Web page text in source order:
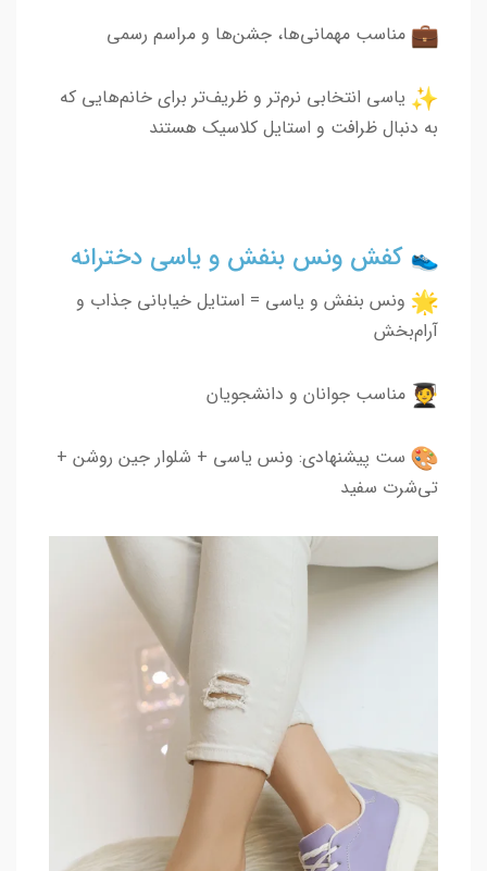
مناسب مهمانی‌ها، جشن‌ها و مراسم رسمی
یاسی انتخابی نرم‌تر و ظریف‌تر برای خانم‌هایی که
به دنبال ظرافت و استایل کلاسیک هستند
کفش ونس بنفش و یاسی دخترانه
ونس بنفش و یاسی = استایل خیابانی جذاب و
آرام‌بخش
مناسب جوانان و دانشجویان
ست پیشنهادی: ونس یاسی + شلوار جین روشن +
تی‌شرت سفید